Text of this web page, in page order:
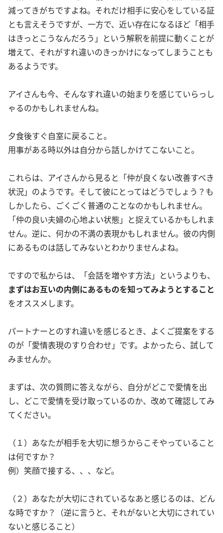
減ってきがちですよね。それだけ相手に安心をしている証
とも言えそうですが、一方で、近い存在になるほど「相手
はきっとこうなんだろう」という解釈を前提に動くことが
増えて、それがすれ違いのきっかけになってしまうことも
あるようです。
アイさんも今、そんなすれ違いの始まりを感じていらっし
ゃるのかもしれませんね。
夕食後すぐ自室に戻ること。
用事がある時以外は自分から話しかけてこないこと。
これらは、アイさんから見ると「仲が良くない改善すべき
状況」のようです。そして彼にとってはどうでしょう？も
しかしたら、ごくごく普通のことなのかもしれません。
「仲の良い夫婦の心地よい状態」と捉えているかもしれま
せん。逆に、何かの不満の表現かもしれません。彼の内側
にあるものは話してみないとわかりませんよね。
ですので私からは、「会話を増やす方法」というよりも、
まずはお互いの内側にあるものを知ってみようとすること
をオススメします。
パートナーとのすれ違いを感じるとき、よくご提案をする
のが「愛情表現のすり合わせ」です。よかったら、試して
みませんか。
まずは、次の質問に答えながら、自分がどこで愛情を出
し、どこで愛情を受け取っているのか、改めて確認してみ
てください。
（１）あなたが相手を大切に想うからこそやっていること
は何ですか？
例）笑顔で接する、、、など。
（２）あなたが大切にされているなあと感じるのは、どん
な時ですか？（逆に言うと、それがないと大切にされてい
ないと感じること）